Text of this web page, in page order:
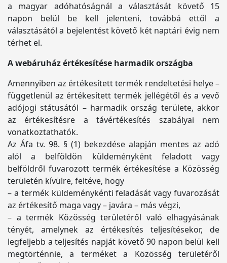
a magyar adóhatóságnál a választását követő 15
napon belül be kell jelenteni, továbbá ettől a
választásától a bejelentést követő két naptári évig nem
térhet el.
A webáruház értékesítése harmadik országba
Amennyiben az értékesített termék rendeltetési helye –
függetlenül az értékesített termék jellégétől és a vevő
adójogi státusától – harmadik ország területe, akkor
az értékesítésre a távértékesítés szabályai nem
vonatkoztathatók.
Az Áfa tv. 98. § (1) bekezdése alapján mentes az adó
alól a belföldön küldeményként feladott vagy
belföldről fuvarozott termék értékesítése a Közösség
területén kívülre, feltéve, hogy
– a termék küldeménykénti feladását vagy fuvarozását
az értékesítő maga vagy – javára – más végzi,
– a termék Közösség területéről való elhagyásának
tényét, amelynek az értékesítés teljesítésekor, de
legfeljebb a teljesítés napját követő 90 napon belül kell
megtörténnie, a terméket a Közösség területéről